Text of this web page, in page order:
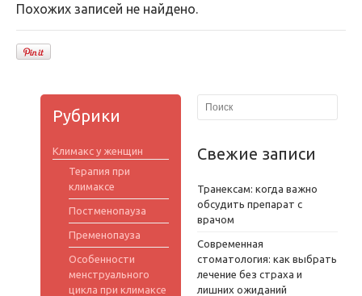
Похожих записей не найдено.
Рубрики
Климакс у женщин
Терапия при
климаксе
Постменопауза
Пременопауза
Особенности
менструального
цикла при климаксе
Свежие записи
Транексам: когда важно
обсудить препарат с
врачом
Современная
стоматология: как выбрать
лечение без страха и
лишних ожиданий